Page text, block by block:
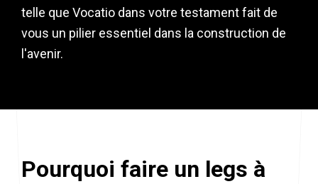
telle que Vocatio dans votre testament fait de
vous un pilier essentiel dans la construction de
l'avenir.
Pourquoi faire un legs à